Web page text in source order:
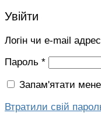
Увійти
Логін чи e-mail
Пароль *
Запам'ятати мене
Втратили свій